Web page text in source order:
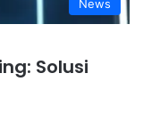
News
Solusi